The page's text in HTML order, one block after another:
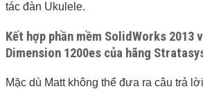
tác đàn Ukulele.
Kết hợp phần mềm SolidWorks 2013
Dimension 1200es của hãng
Mặc dù Matt không thể đưa ra câu trả